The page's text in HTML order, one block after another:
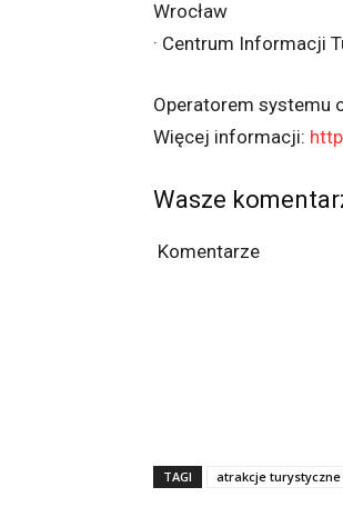
Wrocław
· Centrum Informacji
Operatorem systemu
Więcej informacji:
Wasze
Komentarze
TAGI atrakcje turystyczne